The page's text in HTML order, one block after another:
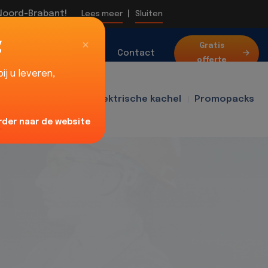
Brabant! Lees meer Sluiten
Contact
Gratis
offerte
Elektrische kachel Promopacks
u leveren,
naar de website